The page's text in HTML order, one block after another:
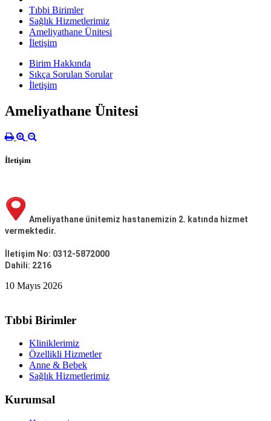
Tıbbi Birimler
Sağlık Hizmetlerimiz
Ameliyathane Ünitesi
İletişim
Birim Hakkında
Sıkça Sorulan Sorular
İletişim
Ameliyathane Ünitesi
İletişim
Ameliyathane ünitemiz hastanemizin 2. katında hizmet
vermektedir.
İletişim No: 0312-5872000
Dahili: 2216
10 Mayıs 2026
Tıbbi Birimler
Kliniklerimiz
Özellikli Hizmetler
Anne & Bebek
Sağlık Hizmetlerimiz
Kurumsal